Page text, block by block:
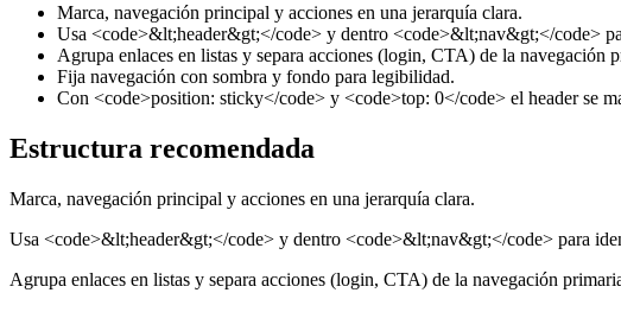
Marca, navegación principal y acciones en una jerarquía clara.
Usa <code>&lt;header&gt;</code> y dentro <code>&lt;nav&gt;</code>
Agrupa enlaces en listas y separa acciones (login, CTA) de la navegación
Fija navegación con sombra y fondo para legibilidad.
Con <code>position: sticky</code> y <code>top: 0</code> el header se
Estructura recomendada
Marca, navegación principal y acciones en una jerarquía clara.
Usa <code>&lt;header&gt;</code> y dentro <code>&lt;nav&gt;</code> para
Agrupa enlaces en listas y separa acciones (login, CTA) de la navegación